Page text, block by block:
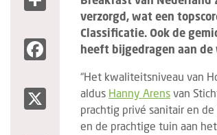
Facebook
verzorgd, wat een
Classificatie. Ook de
heeft bijgedragen aan
“Het kwaliteitsniveau van
aldus Hanny Arens van
prachtig privé sanitair en
en de prachtige tuin aan